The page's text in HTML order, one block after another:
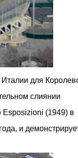
для
слиянии
Esposizioni (1949) в
и